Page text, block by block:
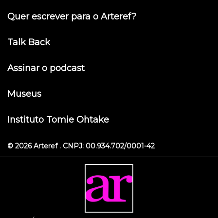
Quer escrever para o Arteref?
Talk Back
Assinar o podcast
Museus
Instituto Tomie Ohtake
© 2026 Arteref . CNPJ: 00.934.702/0001-42